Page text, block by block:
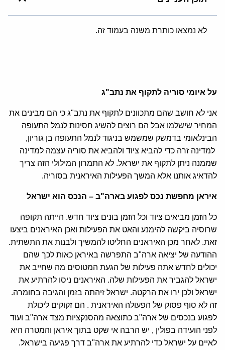
לא נמצאו כותרת משנה בעמוד זה.
על איומי סוריה לתקוף את נתב"ג
אני לא חושב שהם מתכוונים לתקוף את נתב"ג כי הם מבינים את
המחיר שישלמו אבל הם רוצים להשיג חסינות לנמל התעופה
הבינלאומי בדמשק שמשמש בניגוד לנמל התעופה בן גוריון,
למדינה זרה כדי להביא ציוד ולהביא את סוריה עצמה למדינה
שממנה ניתן לתקוף את ישראל. לא התמרון המילולי הזה צריך
להדאיג אותנו אלא המשך הפעילות האיראנית בסוריה.
איראן מחפשת נכס לפגוע בארה"ב – הנכס הוא ישראל
כל הזמן מביאים ציוד וכל הזמן בונים ציוד חדש. הייתה תקופה
שרוסיה ביקשה להימנע והאט את הפעילות ואכן האיראנים ביצעו
זאת. לאחר מכן האיראנים החליטו להמשיך ולבנות את התשתית.
ההודעה של יציאה ארה"ב התפרשה באיראן כאות לכך שהם
יכולים לחדש אתה פעילות של הגעת המטוסים מה שחייב את
ישראל להגביר את הפעילות שלה. האיראנים ניסו להרתיע את
ישראל ולכן ירו את הרקטה. ישראל זיהתה בזמן והגיבה בחומרה.
זה לא סוף פסוק של הפעולה האיראנית . הם זקוקים ליכולת
לפגוע בנכסים של ארה"ב כתוצאה מהסנקציות מצד ארה"ב ועוד
לפני הועידה בפולין , יש הרבה אי שקט בתוך איראן והמטרה היא
לאיים על ישראל כדי להרתיע את ארה"ב דרך פגיעה בישראל.